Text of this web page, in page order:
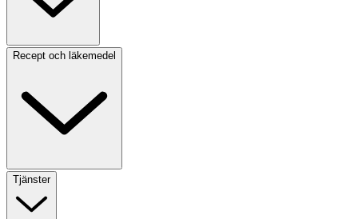
Recept och läkemedel
Tjänster